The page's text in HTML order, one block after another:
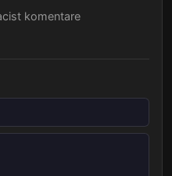
komentare